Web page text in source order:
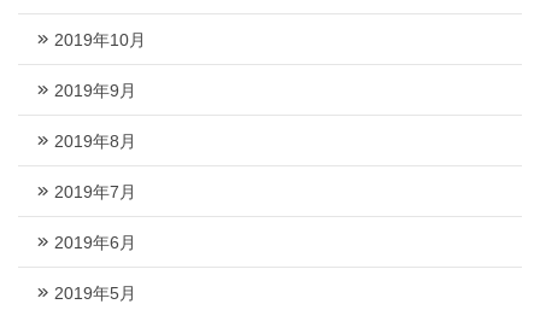
2019年10月
2019年9月
2019年8月
2019年7月
2019年6月
2019年5月